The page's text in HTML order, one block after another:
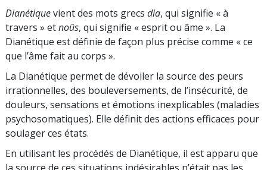
Dianétiquevient des mots grecs dia, qui signifie « à
travers » etnoûs, qui signifie « esprit ou âme ». La
Dianétique est définie de façon plus précise comme « ce
que l’âme fait au corps ».
La Dianétique permet de dévoiler la source des peurs
irrationnelles, des bouleversements, de l’insécurité, de
douleurs, sensations et émotions inexplicables (maladies
psychosomatiques). Elle définit des actions efficaces pour
soulager ces états.
En utilisant les procédés de Dianétique, il est apparu que